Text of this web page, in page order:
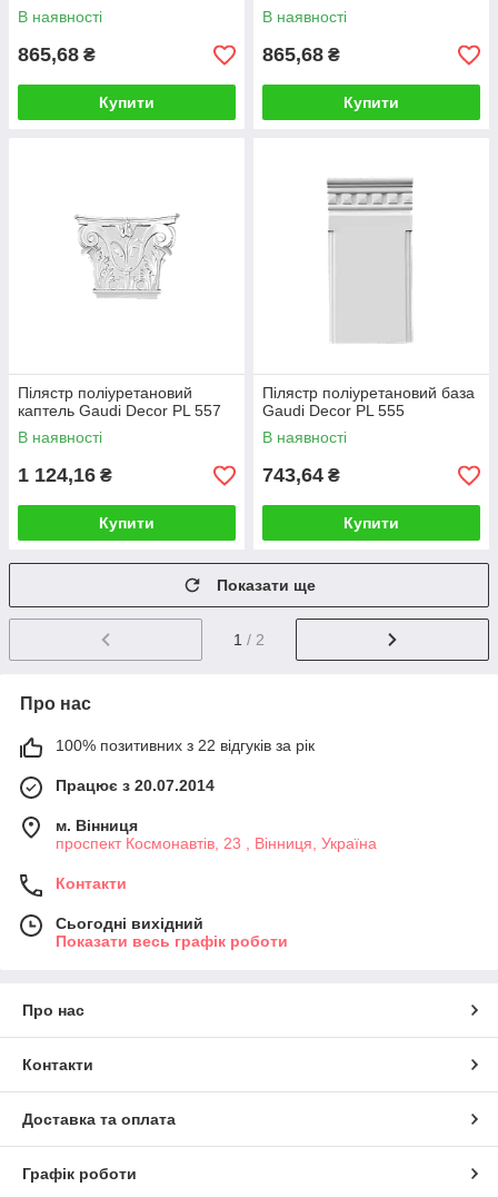
В наявності
865,68 ₴
Купити
В наявності
865,68 ₴
Купити
Пілястр поліуретановий
каптель Gaudi Decor PL 557
В наявності
1 124,16 ₴
Купити
Пілястр поліуретановий база
Gaudi Decor PL 555
В наявності
743,64 ₴
Купити
Показати ще
1 / 2
Про нас
100% позитивних з 22 відгуків за рік
Працює з 20.07.2014
м. Вінниця
проспект Космонавтів, 23 , Вінниця, Україна
Контакти
Сьогодні вихідний
Показати весь графік роботи
Про нас
Контакти
Доставка та оплата
Графік роботи